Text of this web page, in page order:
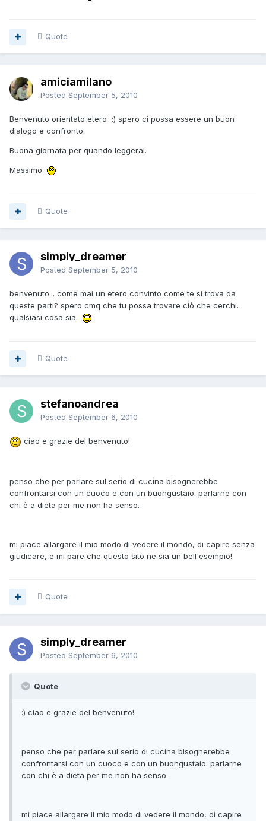
Quote
amiciamilano
Posted September 5, 2010
Benvenuto orientato etero :) spero ci possa essere un buon
dialogo e confronto.
Buona giornata per quando leggerai.
Massimo
Quote
simply_dreamer
Posted September 5, 2010
benvenuto... come mai un etero convinto come te si trova da
queste parti? spero cmq che tu possa trovare ciò che cerchi.
qualsiasi cosa sia.
Quote
stefanoandrea
Posted September 6, 2010
ciao e grazie del benvenuto!
penso che per parlare sul serio di cucina bisognerebbe
confrontarsi con un cuoco e con un buongustaio. parlarne con
chi è a dieta per me non ha senso.
mi piace allargare il mio modo di vedere il mondo, di capire senza
giudicare, e mi pare che questo sito ne sia un bell'esempio!
Quote
simply_dreamer
Posted September 6, 2010
Quote
:) ciao e grazie del benvenuto!
penso che per parlare sul serio di cucina bisognerebbe
confrontarsi con un cuoco e con un buongustaio. parlarne
con chi è a dieta per me non ha senso.
mi piace allargare il mio modo di vedere il mondo, di capire